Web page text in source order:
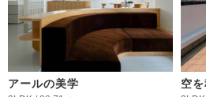
アールの美学 空